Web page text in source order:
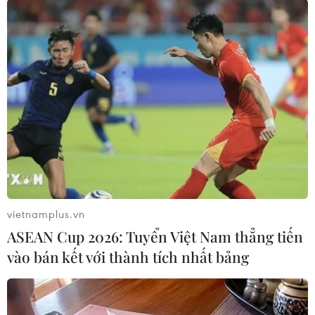
#Bộ đội Biên phòng tỉnh An Giang
#Kho bạc Nhà nước
#Biên giới Campuchia
#Tiền thật
#Phòng chống ma túy
Theo dõi VietnamPlus
TIN LIÊN QUAN
vietnamplus.vn
ASEAN Cup 2026: Tuyển Việt Nam thẳng tiến
vào bán kết với thành tích nhất bảng